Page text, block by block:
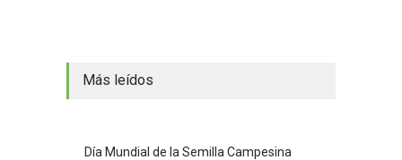
Más leídos
Día Mundial de la Semilla Campesina